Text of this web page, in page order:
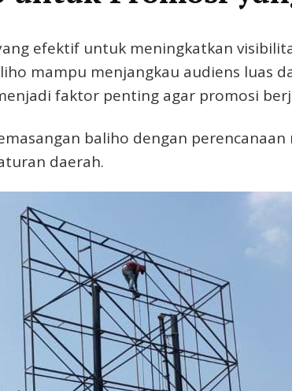
efektif untuk meningkatkan
mampu menjangkau audiens luas
faktor penting agar promosi
baliho dengan
daerah.